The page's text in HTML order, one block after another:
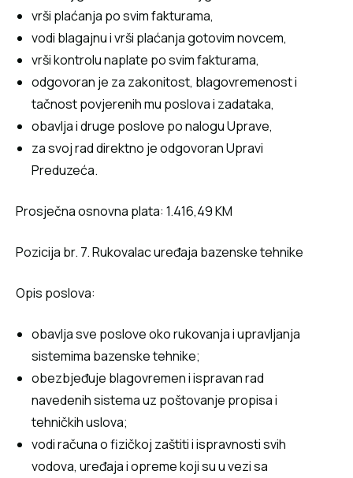
vrši plaćanja po svim fakturama,
vodi blagajnu i vrši plaćanja gotovim novcem,
vrši kontrolu naplate po svim fakturama,
odgovoran je za zakonitost, blagovremenost i
tačnost povjerenih mu poslova i zadataka,
obavlja i druge poslove po nalogu Uprave,
za svoj rad direktno je odgovoran Upravi
Preduzeća.
Prosječna osnovna plata: 1.416,49 KM
Pozicija br. 7. Rukovalac uređaja bazenske tehnike
Opis poslova:
obavlja sve poslove oko rukovanja i upravljanja
sistemima bazenske tehnike;
obezbjeđuje blagovremen i ispravan rad
navedenih sistema uz poštovanje propisa i
tehničkih uslova;
vodi računa o fizičkoj zaštiti i ispravnosti svih
vodova, uređaja i opreme koji su u vezi sa